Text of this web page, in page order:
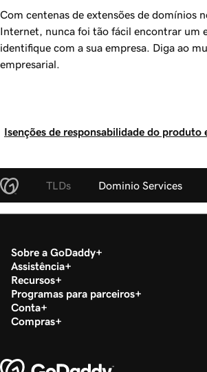
Com centenas de extensões de domínios
Internet, nunca foi tão fácil encontrar um
identifique com a sua empresa. Diga ao
empresarial.
Isenções de responsabilidade do produto
TLDs Dominio Services
Sobre a GoDaddy
Assistência
Recursos
Programas para parceiros
Conta
Compras